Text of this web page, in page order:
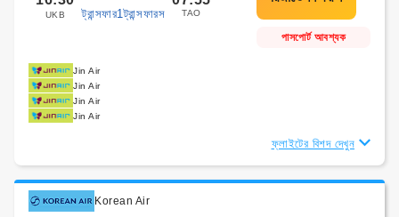
UKB ট্রান্সফার1ট্রান্সফারস TAO
পাসপোর্ট আবশ্যক
Jin Air
Jin Air
Jin Air
Jin Air
ফ্লাইটের বিশদ দেখুন
Korean Air